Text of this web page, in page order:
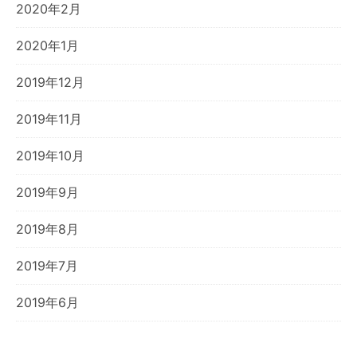
2020年2月
2020年1月
2019年12月
2019年11月
2019年10月
2019年9月
2019年8月
2019年7月
2019年6月